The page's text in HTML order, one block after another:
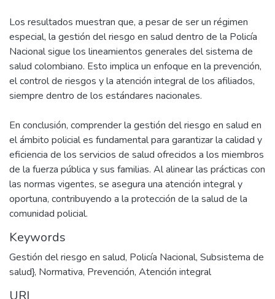
Los resultados muestran que, a pesar de ser un régimen
especial, la gestión del riesgo en salud dentro de la Policía
Nacional sigue los lineamientos generales del sistema de
salud colombiano. Esto implica un enfoque en la prevención,
el control de riesgos y la atención integral de los afiliados,
siempre dentro de los estándares nacionales.
En conclusión, comprender la gestión del riesgo en salud en
el ámbito policial es fundamental para garantizar la calidad y
eficiencia de los servicios de salud ofrecidos a los miembros
de la fuerza pública y sus familias. Al alinear las prácticas con
las normas vigentes, se asegura una atención integral y
oportuna, contribuyendo a la protección de la salud de la
comunidad policial.
Keywords
Gestión del riesgo en salud, Policía Nacional, Subsistema de
salud}, Normativa, Prevención, Atención integral
URI